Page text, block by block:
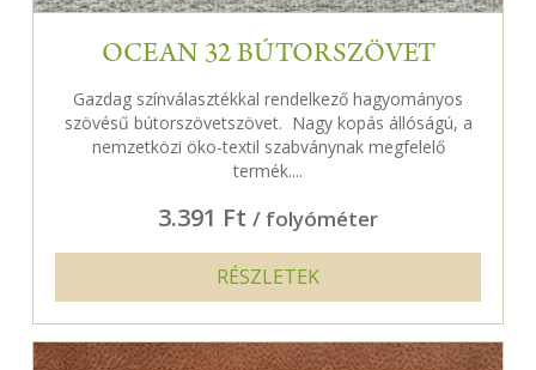
OCEAN 32 BÚTORSZÖVET
Gazdag színválasztékkal rendelkező hagyományos
szövésű bútorszövetszövet. Nagy kopás állóságú, a
nemzetközi öko-textil szabványnak megfelelő
termék....
3.391 Ft / folyóméter
RÉSZLETEK